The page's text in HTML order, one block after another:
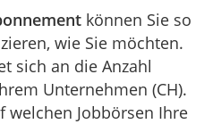
können Sie so
wie Sie möchten.
sich an die Anzahl
Unternehmen (CH).
welchen Jobbörsen Ihre